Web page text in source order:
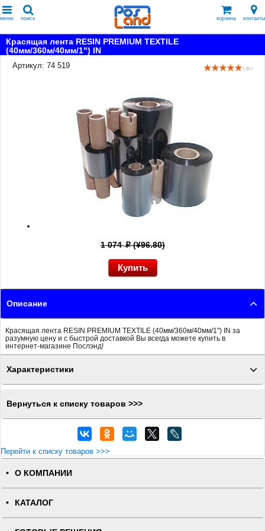
меню поиск корзина контакты
Красящая лента RESIN PREMIUM TEXTILE
(40мм/360м/40мм/1") IN
Артикул: 74 519
( 20 )
1 074p(¥96.80)
Описание
Красящая лента RESIN PREMIUM TEXTILE (40мм/360м/40мм/1") IN за
разумную цену и с быстрой доставкой Вы всегда можете купить в
интернет-магазине Послэнд!
Характеристики
Вернуться к списку товаров >>>
Перейти к списку товаров >>>
О КОМПАНИИ
КАТАЛОГ